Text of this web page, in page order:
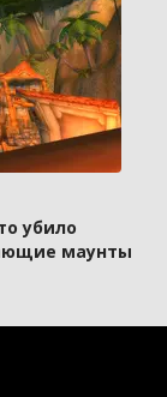
убило
маунты